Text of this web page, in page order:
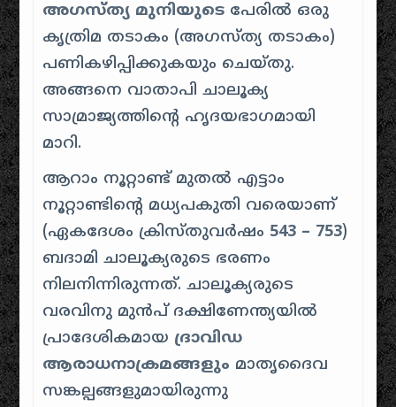
അഗസ്ത്യ മുനിയുടെ പേരിൽ ഒരു
കൃത്രിമ തടാകം (അഗസ്ത്യ തടാകം)
പണികഴിപ്പിക്കുകയും ചെയ്തു.
അങ്ങനെ വാതാപി ചാലൂക്യ
സാമ്രാജ്യത്തിന്റെ ഹൃദയഭാഗമായി
മാറി.
ആറാം നൂറ്റാണ്ട് മുതൽ എട്ടാം
നൂറ്റാണ്ടിന്റെ മധ്യപകുതി വരെയാണ്
(ഏകദേശം ക്രിസ്തുവർഷം 543 – 753)
ബദാമി ചാലൂക്യരുടെ ഭരണം
നിലനിന്നിരുന്നത്. ചാലൂക്യരുടെ
വരവിനു മുൻപ് ദക്ഷിണേന്ത്യയിൽ
പ്രാദേശികമായ ദ്രാവിഡ
ആരാധനാക്രമങ്ങളും മാതൃദൈവ
സങ്കല്പങ്ങളുമായിരുന്നു